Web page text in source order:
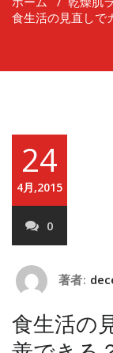
食生活の見直しで
24
4月,2015
0
著者:
食生活の